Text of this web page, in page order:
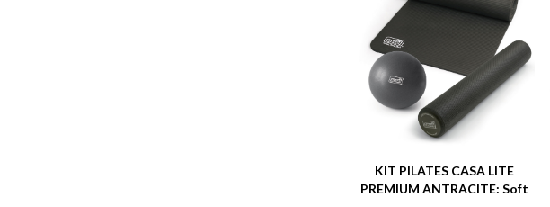
KIT PILATES CASA LITE
PREMIUM ANTRACITE: Soft